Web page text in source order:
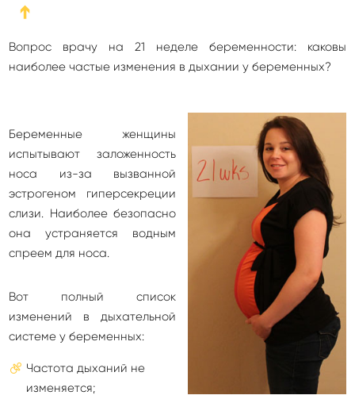
➔
Вопрос врачу на 21 неделе беременности: каковы
наиболее частые изменения в дыхании у беременных?
Беременные женщины
испытывают заложенность
носа из-за вызванной
эстрогеном гиперсекреции
слизи. Наиболее безопасно
она устраняется водным
спреем для носа.
Вот полный список
изменений в дыхательной
системе у беременных:
Частота дыханий не
изменяется;